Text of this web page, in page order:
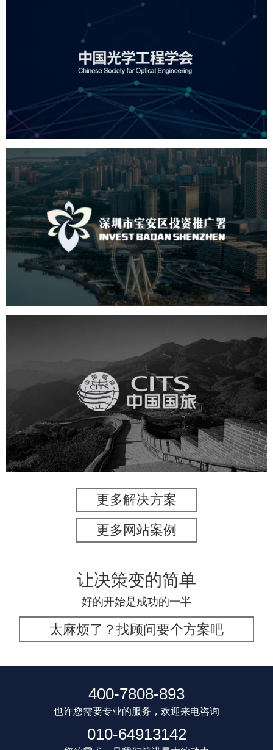
中国光学工程学会
机构组织 国企 品牌官网 网站建设 网站设计
深圳市宝安区投资推广署
机构组织 国企 品牌官网 网站建设 网站设计
中国国旅
旅游休闲 电商网站 网站建设
更多解决方案
更多网站案例
让决策变的简单
好的开始是成功的一半
太麻烦了？找顾问要个方案吧
400-7808-893
也许您需要专业的服务，欢迎来电咨询
010-64913142